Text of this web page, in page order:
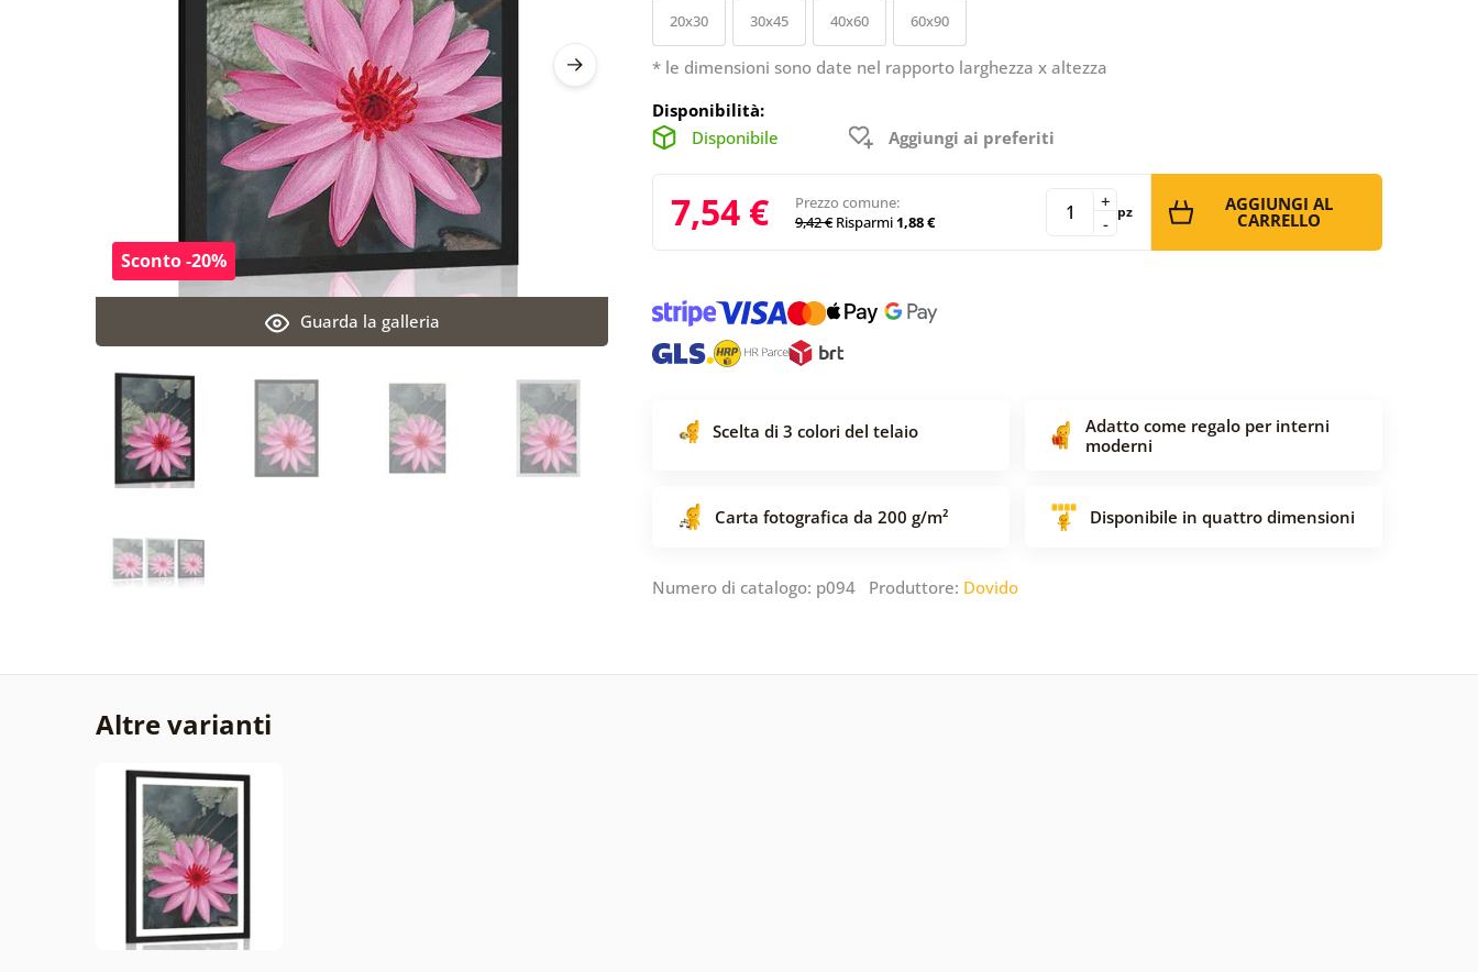
Guarda la galleria
Sconto -20%
20x30 30x45 40x60 60x90
* le dimensioni sono date nel rapporto larghezza x altezza
Disponibilità:
Disponibile
Aggiungi ai preferiti
7,54 €
Prezzo comune:
9,42 € Risparmi 1,88 € -
+ pz AGGIUNGI AL
CARRELLO
Scelta di 3 colori del telaio
Adatto come regalo per interni
moderni
Carta fotografica da 200 g/m² Disponibile in quattro dimensioni
Numero di catalogo: p094 Produttore: Dovido
Altre varianti